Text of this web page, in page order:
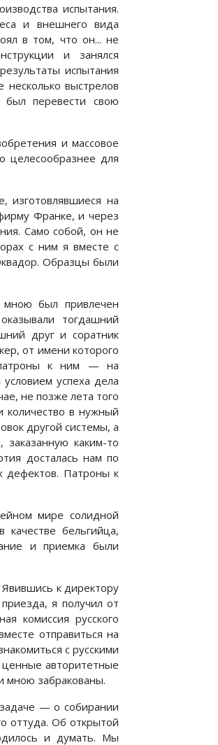
испытания.
и внешнего вида
в том, что он... не
и занялся
испытания
выстрелов
перевести свою
и массовое
целесообразнее для
изготовлявшиеся на
Франке, и через
Само собой, он не
с ним я вместе с
Образцы были
был привлечен
тогдашний
друг и соратник
от имени которого
к ним — на
успеха дела
не позже лета того
количество в нужный
другой системы, а
каким-то
досталась нам по
дефектов. Патроны к
мире солидной
бельгийца,
и приемка были
к директору
я получил от
комиссия русского
отправиться на
с русскими
авторитетные
мною забракованы.
— о собирании
оттуда. Об открытой
и думать. Мы